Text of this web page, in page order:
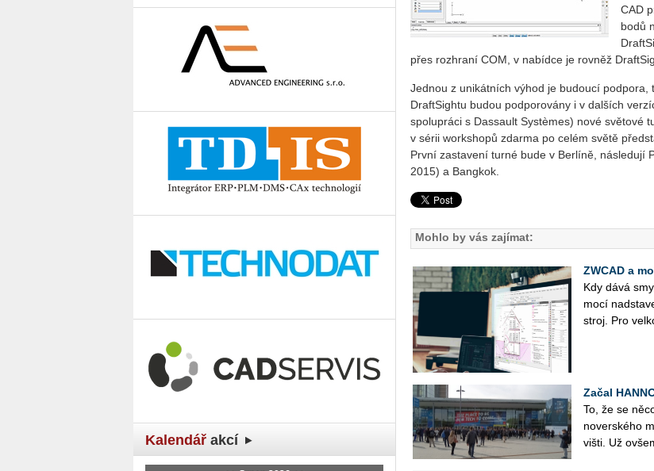
Kalendář akcí
CAD
bodů
přes rozhraní COM, v nabídce je rovněž
Jednou z unikátních výhod je budoucí
DraftSightu budou podporovány i v dalších
spolupráci s Dassault Systèmes) nové světové
v sérii workshopů zdarma po celém světě
První zastavení turné bude v Berlíně, následují
2015) a Bangkok.
Mohlo by vás zajímat:
ZWCAD a
Kdy dává
mo­cí
stroj. Pro
Začal
To, že se
no­ver­ské­ho
viš­ti. Už